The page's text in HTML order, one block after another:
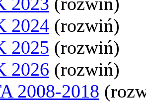
2024 (rozwiń)
2025 (rozwiń)
2026 (rozwiń)
2008-2018